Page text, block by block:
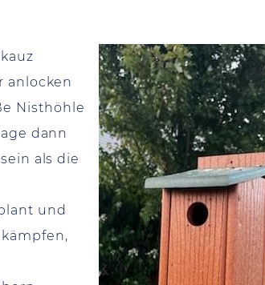
anlocken
Nisthöhle
dann
als die
und